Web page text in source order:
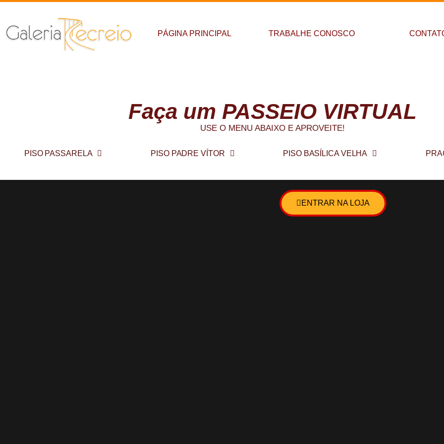
PÁGINA PRINCIPAL TRABALHE CONOSCO
Faça um PASSEIO VIRTUAL
USE O MENU ABAIXO E APROVEITE!
PISO PASSARELA PISO PADRE VÍTOR PISO BASÍLICA VELHA
ENTRAR NA LOJA